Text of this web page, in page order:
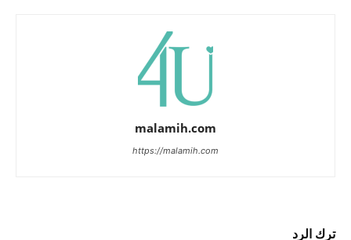
malamih.com
https://malamih.com
ترك الرد